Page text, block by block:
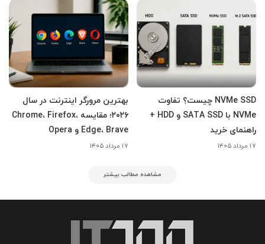
NVMe SSD چیست؟ تفاوت
NVMe با SATA SSD و HDD +
راهنمای خرید
۱۷ مرداد ۱۴۰۵
بهترین مرورگر اینترنت در سال
۲۰۲۶؛ مقایسه Chrome، Firefox،
Edge، Brave و Opera
۱۷ مرداد ۱۴۰۵
مشاهده مطالب بیشتر